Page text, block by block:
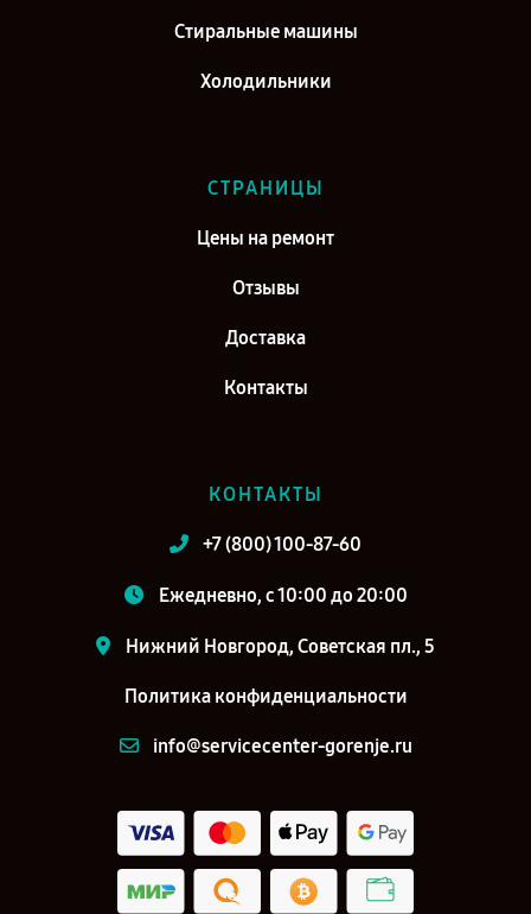
Стиральные машины
Холодильники
СТРАНИЦЫ
Цены на ремонт
Отзывы
Доставка
Контакты
КОНТАКТЫ
+7 (800) 100-87-60
Ежедневно, с 10:00 до 20:00
Нижний Новгород, Советская пл., 5
Политика конфиденциальности
info@servicecenter-gorenje.ru